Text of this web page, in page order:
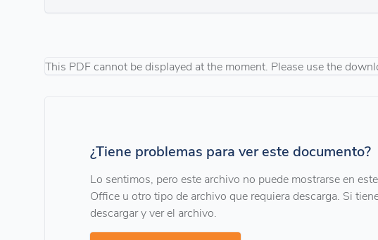
This PDF cannot be displayed at the moment. Please use the
¿Tiene problemas para ver este documento?
Lo sentimos, pero este archivo no puede mostrarse en
Office u otro tipo de archivo que requiera descarga. Si
descargar y ver el archivo.